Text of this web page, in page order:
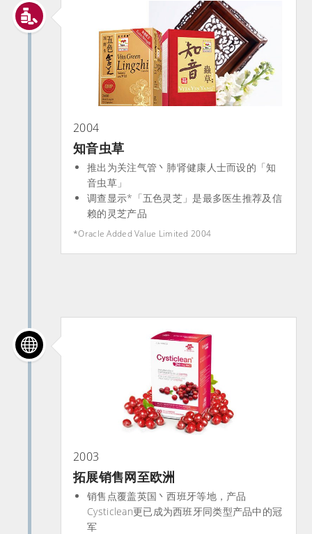
2004
知音虫草
推出为关注气管丶肺肾健康人士而设的「知
音虫草」
调查显示*「五色灵芝」是最多医生推荐及信
赖的灵芝产品
*Oracle Added Value Limited 2004
2003
拓展销售网至欧洲
销售点覆盖英国丶西班牙等地，产品
Cysticlean更已成为西班牙同类型产品中的冠
军